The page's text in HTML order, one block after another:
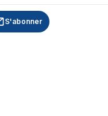
S'abonner